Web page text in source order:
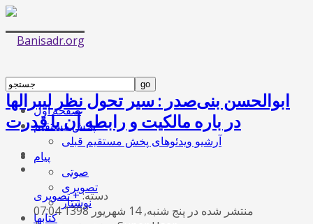
صفحه اول
پخش مستقیم
آرشیو ویدئوهای پخش مستقیم قبلی
پیام
صوتی
تصویری
نوشتار
کتابها
ابوالحسن بنی‌صدر : سیر تحول نظر لیبرالها
در باره مالکیت و رابطه آن با قدرت
دسته:+ تصویری
منتشر شده در پنج شنبه, 14 شهریور 1398 07:04